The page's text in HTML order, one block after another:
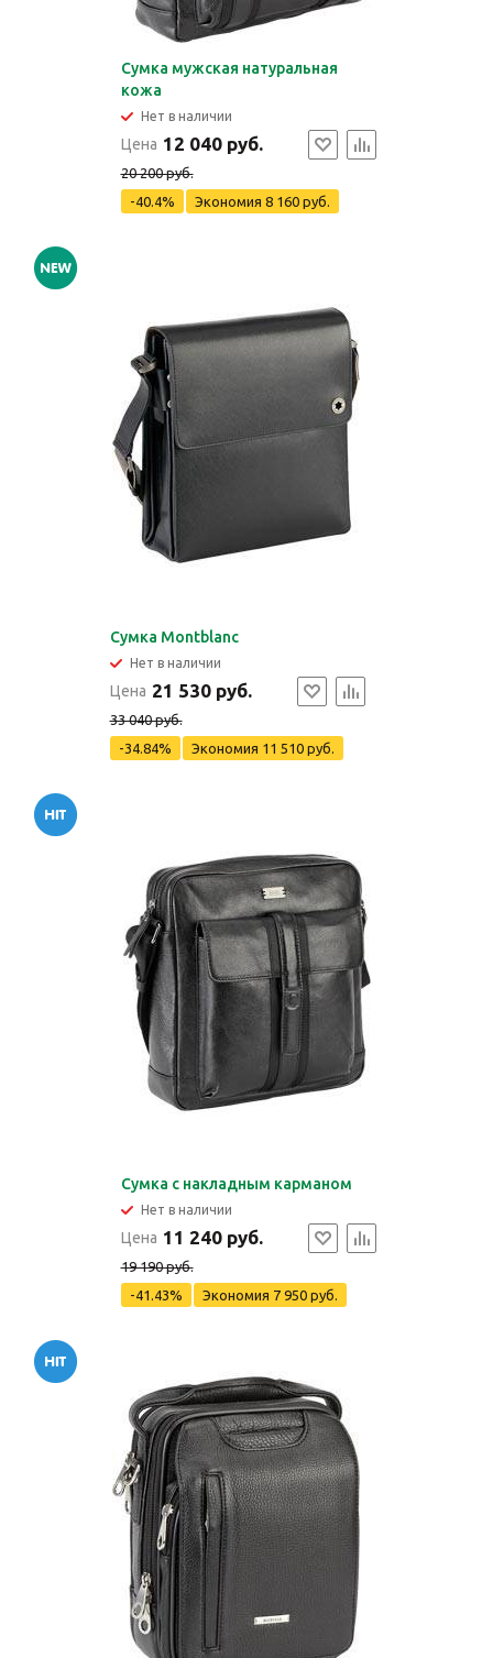
Сумка мужская натуральная
кожа
Нет в наличии
Цена 12 040 руб.
20 200 руб.
-40.4%
Экономия 8 160 руб.
Сумка Montblanc
Нет в наличии
Цена 21 530 руб.
33 040 руб.
-34.84%
Экономия 11 510 руб.
Сумка с накладным карманом
Нет в наличии
Цена 11 240 руб.
19 190 руб.
-41.43%
Экономия 7 950 руб.